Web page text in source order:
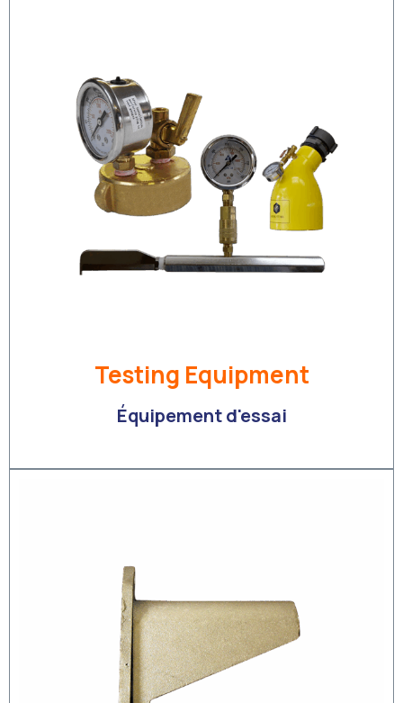
Testing Equipment
Équipement d'essai